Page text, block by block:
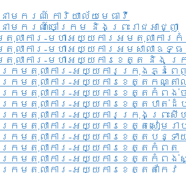
ាមករណ៍ ការិយាល័យ​មេធាវី​
ាមករណ៍​ចៅក្រម និងព្រះរាជអាជ្ញា
តុលាការ-មហាអយ្យការអមតុលាការ
តុលាការ-មហាអយ្យការអមសាលាឧទ្
តុលាការ-មហាអយ្យការខេត្ត និង ក្
ក្រមតុលាការ-អយ្យការក្រុងភ្នំពេ
ក្រមតុលាការ-អយ្យការខេត្តកណ្តា
ក្រមតុលាការ-អយ្យការខេត្តកំពង់ច
ក្រមតុលាការ-អយ្យការខេត្តបាត់ដំ
ក្រមតុលាការ-អយ្យការ​ក្រុងព្រះសី
ក្រមតុលាការ-អយ្យការខេត្តសៀមរា
ក្រមតុលាការ-អយ្យការខេត្តបន្ទា
ក្រមតុលាការ-អយ្យការខេត្តកំពត
ក្រមតុលាការ-អយ្យការខេត្តកំពង់
ក្រមតុលាការ-អយ្យការខេត្តតាកែវ